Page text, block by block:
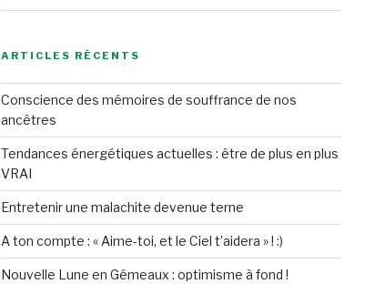
ARTICLES RÉCENTS
Conscience des mémoires de souffrance de nos
ancêtres
Tendances énergétiques actuelles : être de plus en plus
VRAI
Entretenir une malachite devenue terne
A ton compte : « Aime-toi, et le Ciel t’aidera » ! :)
Nouvelle Lune en Gémeaux : optimisme à fond !